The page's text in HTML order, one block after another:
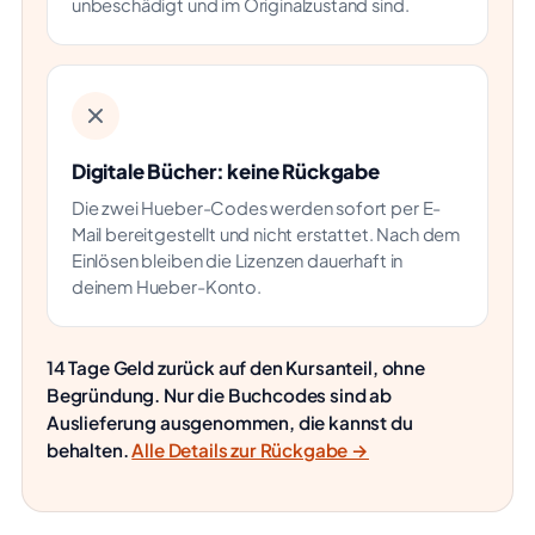
Digitale Bücher: keine Rückgabe
Die zwei Hueber-Codes werden sofort per E-
Mail bereitgestellt und nicht erstattet. Nach dem
Einlösen bleiben die Lizenzen dauerhaft in
deinem Hueber-Konto.
14 Tage Geld zurück auf den Kursanteil, ohne
Begründung. Nur die Buchcodes sind ab
Auslieferung ausgenommen, die kannst du
behalten. Alle Details zur Rückgabe →